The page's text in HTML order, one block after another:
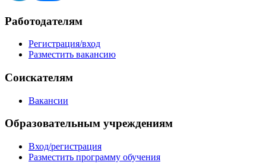
Работодателям
Регистрация/вход
Разместить вакансию
Соискателям
Вакансии
Образовательным учреждениям
Вход/регистрация
Разместить программу обучения